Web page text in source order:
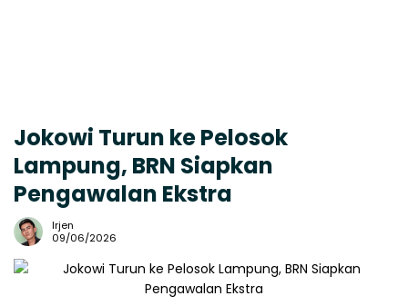
Jokowi Turun ke Pelosok
Lampung, BRN Siapkan
Pengawalan Ekstra
Irjen
09/06/2026